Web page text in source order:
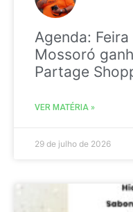
Agenda:
Mossoró
Partage
VER MATÉRIA »
29 de julho de 2026